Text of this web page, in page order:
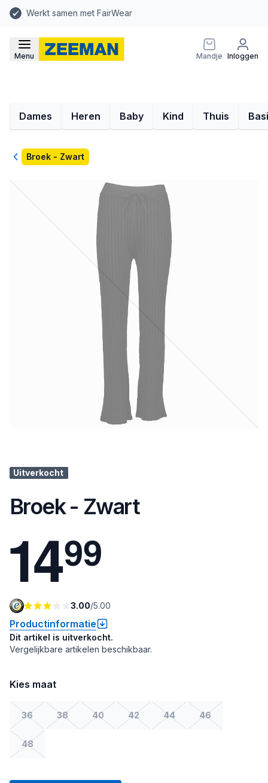
Werkt samen met FairWear
Menu Mandje Inloggen
Dames Heren Baby Kind Thuis
TerugBroek - Zwart
Uitverkocht
Broek - Zwart
1499
3.00/5.00
Productinformatie
Dit artikel is uitverkocht.
Vergelijkbare artikelen beschikbaar.
Kies maat
36 38 40 42 44 46
48